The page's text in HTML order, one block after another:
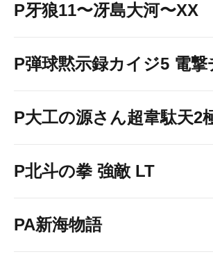
P牙狼11〜冴島大河〜XX
P弾球黙示録カイジ5 電
P大工の源さん超韋駄天2
P北斗の拳 強敵 LT
PA新海物語